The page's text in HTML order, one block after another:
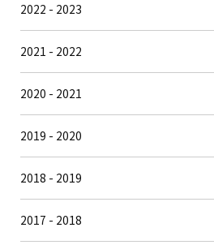
2022 - 2023
2021 - 2022
2020 - 2021
2019 - 2020
2018 - 2019
2017 - 2018